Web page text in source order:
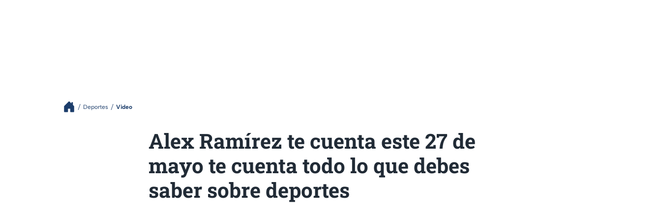
Deportes Video
Alex Ramírez te cuenta este 27 de
mayo te cuenta todo lo que debes
saber sobre deportes